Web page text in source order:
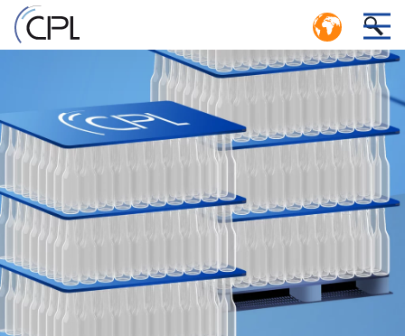
DÖNGÜSEL EKONOMİ: VERİMLİ KAPALI
DÖNGÜ LOJİSTİK SİSTEMİ
CPL HAVUZ YÖNETİMİ SERVİS MERKEZİ